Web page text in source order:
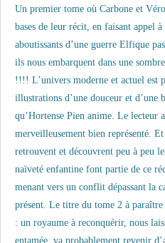
Un premier tome où Carbone et
bases de leur récit, en faisant appel
aboutissants d’une guerre Elfique
ils nous embarquent dans une
!!!! L’univers moderne et actuel est
illustrations d’une douceur et d’une
qu’Hortense Pien anime. Le lecteur
merveilleusement bien représenté.
retrouvent et découvrent peu à peu
naïveté enfantine font partie de ce
menant vers un conflit dépassant la
présent. Le titre du tome 2 à
: un royaume à reconquérir, nous
entamée, va probablement revenir